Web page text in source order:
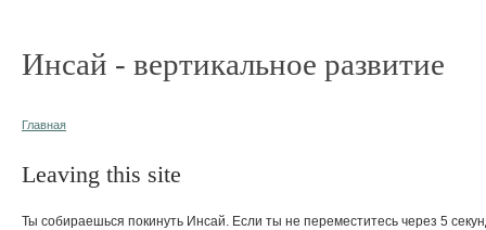
Инсай - вертикальное развитие
Главная
Leaving this site
Ты собираешься покинуть Инсай. Если ты не переместитесь через 5